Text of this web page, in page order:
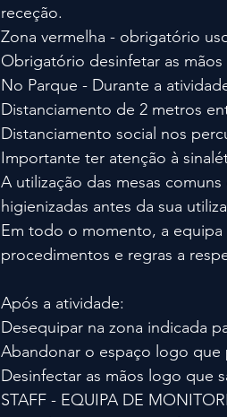
receção.
Zona vermelha - obrigatório
Obrigatório desinfetar as
No Parque - Durante a
Distanciamento de 2 metros
Distanciamento social nos
Importante ter atenção à
A utilização das mesas
higienizadas antes da sua
Em todo o momento, a
procedimentos e regras a
Após a atividade:
Desequipar na zona indicada
Abandonar o espaço logo que
Desinfectar as mãos logo que
STAFF - EQUIPA DE